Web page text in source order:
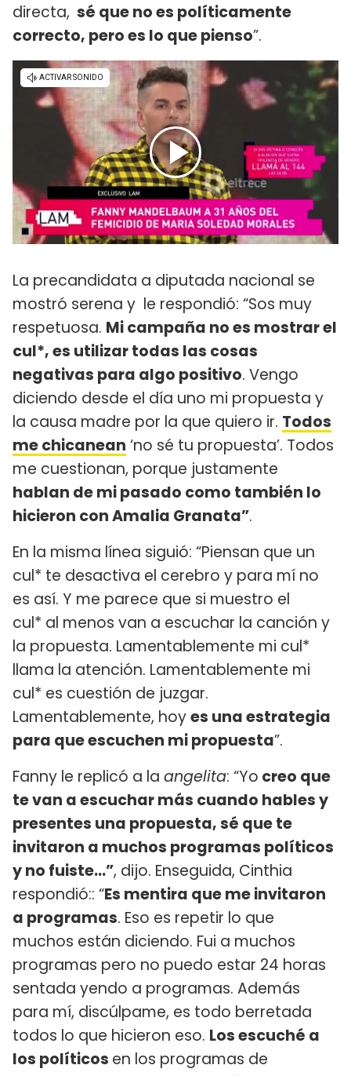
directa, sé que no es políticamente
correcto, pero es lo que pienso”.
La precandidata a diputada nacional se
mostró serena y le respondió: “Sos muy
respetuosa. Mi campaña no es mostrar el
cul*, es utilizar todas las cosas
negativas para algo positivo. Vengo
diciendo desde el día uno mi propuesta y
la causa madre por la que quiero ir. Todos
me chicanean ‘no sé tu propuesta’. Todos
me cuestionan, porque justamente
hablan de mi pasado como también lo
hicieron con Amalia Granata”.
En la misma línea siguió: “Piensan que un
cul* te desactiva el cerebro y para mí no
es así. Y me parece que si muestro el
cul* al menos van a escuchar la canción y
la propuesta. Lamentablemente mi cul*
llama la atención. Lamentablemente mi
cul* es cuestión de juzgar.
Lamentablemente, hoyes una estrategia
para que escuchen mi propuesta”.
Fanny le replicó a la angelita: “Yo creo que
te van a escuchar más cuando hables y
presentes una propuesta,sé que te
invitaron a muchos programas políticos
y no fuiste...”, dijo. Enseguida, Cinthia
respondió:: “Es mentira que me invitaron
a programas. Eso es repetir lo que
muchos están diciendo. Fui a muchos
programas pero no puedo estar 24 horas
sentada yendo a programas. Además
para mí, discúlpame, es todo berretada
todos lo que hicieron eso. Los escuché a
los políticos en los programas de